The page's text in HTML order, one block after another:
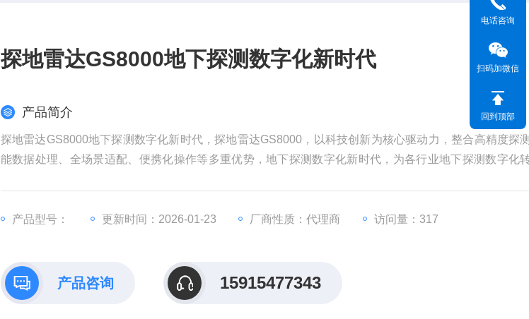
探地雷达GS8000地下探测数字化新时代
产品简介
探地雷达GS8000地下探测数字化新时代，探地雷达GS8000，以科技创新为核心驱动力，整合高精度探
能数据处理、全场景适配、便携化操作等多重优势，地下探测数字化新时代，为各行业地下探测数字化
产品型号： 更新时间：2026-01-23 厂商性质：代理商 访问量：317
产品咨询 15915477343
电话咨询
扫码加微信
回到顶部